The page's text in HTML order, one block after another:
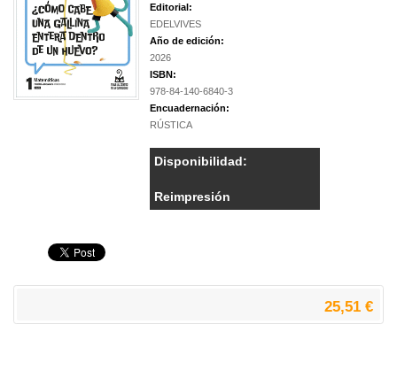
Editorial:
EDELVIVES
Año de edición:
2026
ISBN:
978-84-140-6840-3
Encuadernación:
RÚSTICA
Disponibilidad:
Reimpresión
25,51 €